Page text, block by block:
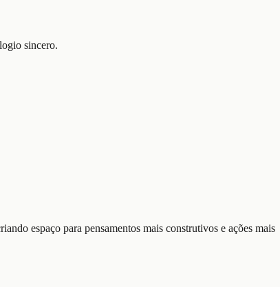
sincero.
espaço para pensamentos mais construtivos e ações mais